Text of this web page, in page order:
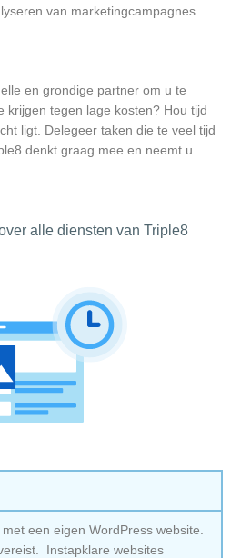
van marketingcampagnes.
en grondige partner om u te
krijgen tegen lage kosten? Hou tijd
ligt. Delegeer taken die te veel tijd
denkt graag mee en neemt u
alle diensten van Triple8
een eigen WordPress website.
Instapklare websites